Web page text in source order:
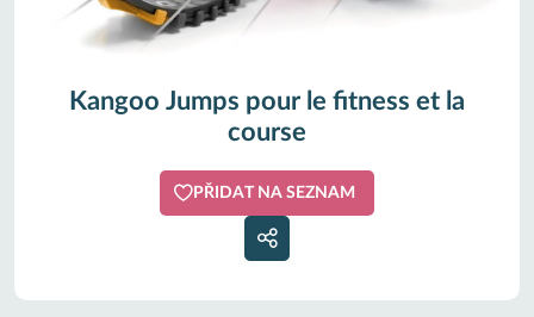
Kangoo Jumps pour le fitness et la
course
PŘIDAT NA SEZNAM